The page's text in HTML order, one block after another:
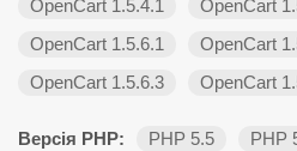
OpenCart 1.5.4.1 OpenCart
OpenCart 1.5.6.1
OpenCart
OpenCart 1.5.6.3
OpenCart
Версія PHP: PHP 5.5 PHP